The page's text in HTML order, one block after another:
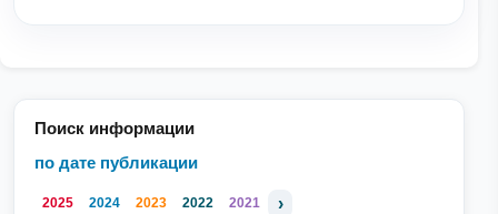
Поиск информации
по дате публикации
2025 2024 2023 2022 2021 ›